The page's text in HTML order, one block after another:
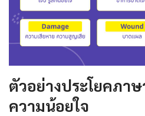
ตัวอย่างประโยคภา
ความน้อยใจ